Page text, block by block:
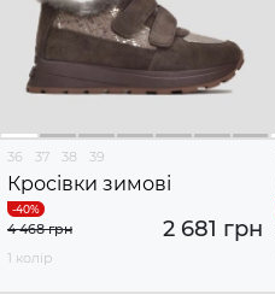
36 37 38 39
Кросівки зимові
2 681 грн
4 468 грн
1 колір